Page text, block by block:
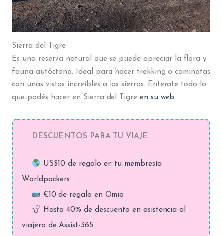
Sierra del Tigre
Es una reserva natural que se puede apreciar la flora y
fauna autóctona. Ideal para hacer trekking o caminatas
con unas vistas increíbles a las sierras. Enterate todo lo
que podés hacer en Sierra del Tigre en su web
DESCUENTOS PARA TU VIAJE
US$10 de regalo en tu membresía
Worldpackers
€10 de regalo en Omio
Hasta 40% de descuento en asistencia al
viajero de Assist-365